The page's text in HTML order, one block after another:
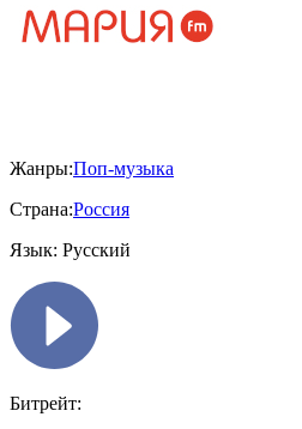
Жанры:Поп-музыка
Страна:Россия
Язык: Русский
Битрейт: